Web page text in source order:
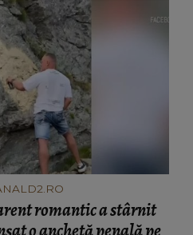
romantic a stârnit